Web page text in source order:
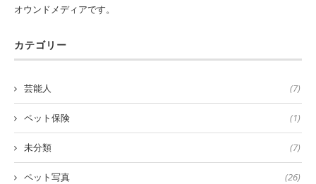
オウンドメディアです。
カテゴリー
芸能人 (7)
ペット保険 (1)
未分類 (7)
ペット写真 (26)